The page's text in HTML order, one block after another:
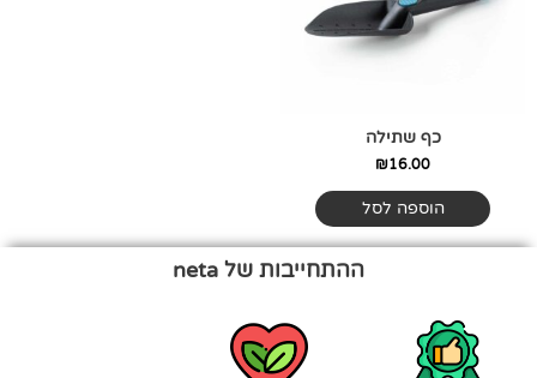
כף שתילה
₪16.00
הוספה לסל
ההתחייבות של neta